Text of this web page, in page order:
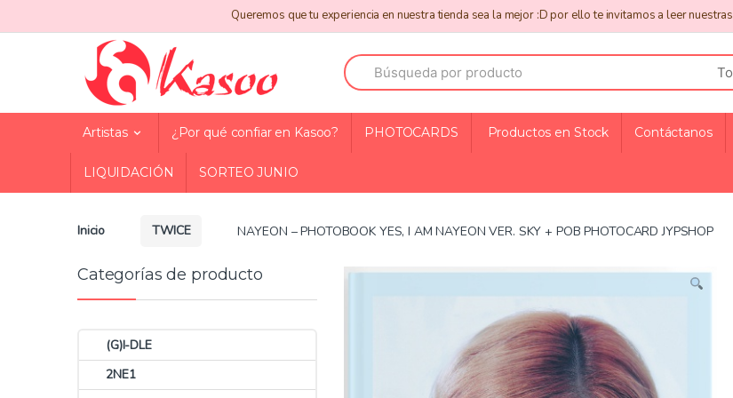
to
to
Queremos que tu experiencia en nuestra tienda sea la mejor :D por ello te invitamos a leer nuestras
Search
for:
Artistas ¿Por qué confiar en Kasoo? PHOTOCARDS Productos en Stock Contáctanos
LIQUIDACIÓN SORTEO JUNIO
Inicio TWICE NAYEON – PHOTOBOOK YES, I AM NAYEON VER. SKY + POB PHOTOCARD JYPSHOP
Categorías de producto
(G)I-DLE
2NE1